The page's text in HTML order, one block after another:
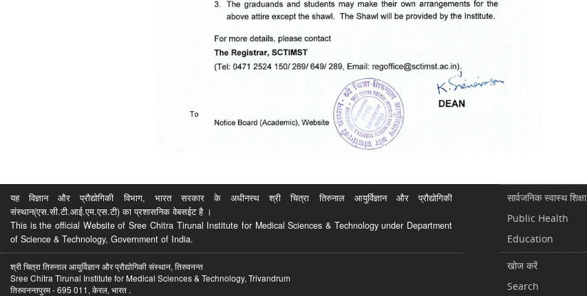
यह विज्ञान और प्रौद्योगिकी विभाग, भारत सरकार के अधीनस्थ श्री चित्रा तिरुनाल आयुर्विज्ञान और प्रौद्योगिकी
संस्थान(एस.सी.टी.आई.एम.एस.टी) का प्रशासनिक वेबसईट है ।
This is the official Website of Sree Chitra Tirunal Institute for Medical Sciences & Technology under Department
of Science & Technology, Government of India.
श्री चित्रा तिरुनाल आयुर्विज्ञान और प्रौद्योगिकी संस्थान, तिरुवनन्त
Sree Chitra Tirunal Institute for Medical Sciences & Technology, Trivandrum
तिरुवनन्तपुरम - 695 011, केरल, भारत .
सार्वजनिक स्वास्थ शिक्षा
Public Health
Education
खोज करें
Search